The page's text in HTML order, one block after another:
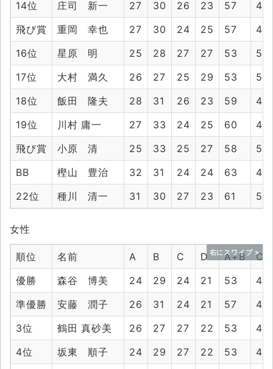
14位 庄司 新一 27 30 26 23 57
49
飛び賞
重岡 幸也 27 30 24 25 57
49
16位
星原 明 25 28 27 27 53
54
17位
大村 満久 26 27 25 29 53
54
18位
飯田 隆夫 28 31 26 23 59
49
19位
川村 庸一 27 33 24 25 60
49
飛び賞
小原 清 25 33 25 27 58
52
BB
樫山 豊治 32 31 24 24 63
48
22位
種川 清一 31 30 27 23 61 50
女性
順位 名前 A B C D A+B
優勝
森谷 博美 24 29 24 21 53
45
準優勝
安藤 潤子 26 31 24 21 57
45
3位
鶴田 真砂美 26 27 27 22 53
49
4位
坂東 順子 24 29 27 22 53
49